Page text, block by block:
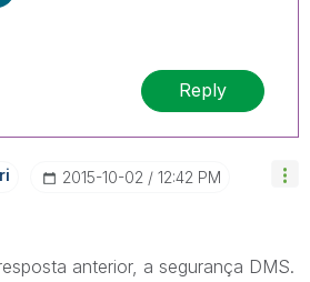
Reply
‎2015-10-02 12:42 PM
anterior, a segurança DMS.